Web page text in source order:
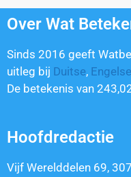
Over Wat
Sinds 2016 geeft
uitleg bij Duitse, Engelse
De betekenis van
Hoofdredactie
Vijf Werelddelen 69,